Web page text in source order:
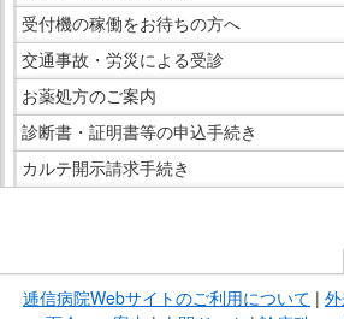
受付機の稼働をお待ちの方へ
交通事故・労災による受診
お薬処方のご案内
診断書・証明書等の申込手続き
カルテ開示請求手続き
ま逓信病院Webサイトのご利用について |